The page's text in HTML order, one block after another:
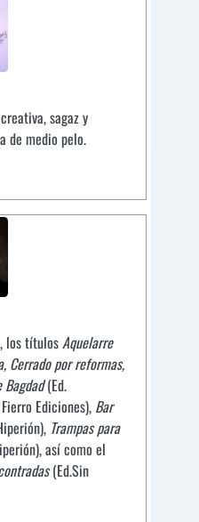
sagaz y
de medio pelo.
los títulos Aquelarre
Cerrado por reformas,
(Ed.
Ediciones), Bar
Trampas para
así como el
(Ed.Sin